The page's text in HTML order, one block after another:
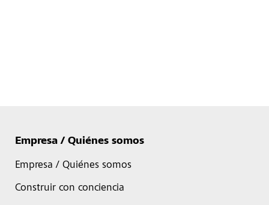
Empresa / Quiénes somos
Empresa / Quiénes somos
Construir con conciencia